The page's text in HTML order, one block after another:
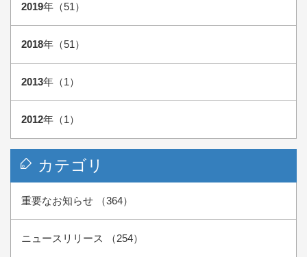
2019年（51）
2018年（51）
2013年（1）
2012年（1）
カテゴリ
重要なお知らせ （364）
ニュースリリース （254）